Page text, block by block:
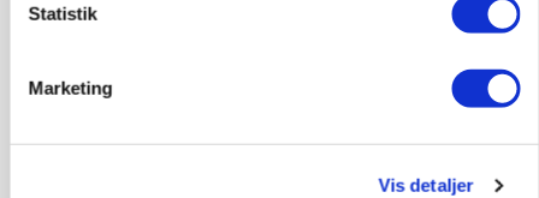
Statistik
Marketing
Vis detaljer
»Nu stopper I«: Landbrugsdebattør og